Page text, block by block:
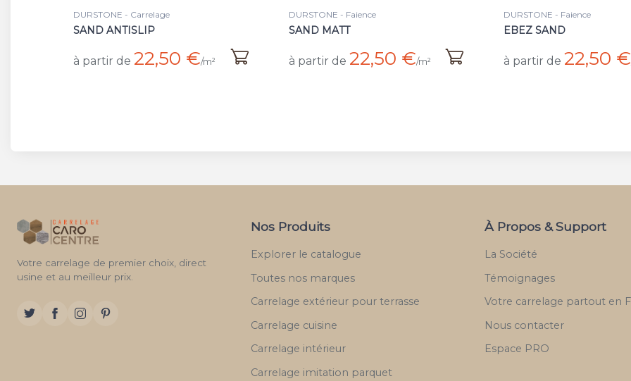
DURSTONE - Carrelage
SAND ANTISLIP
à partir de 22,50 €/m²
DURSTONE - Faience
SAND MATT
à partir de 22,50 €/m²
DURSTONE - Faience
EBEZ SAND
à partir de 22,50 €
Votre carrelage de premier choix, direct
usine et au meilleur prix.
Nos Produits
Explorer le catalogue
Toutes nos marques
Carrelage extérieur pour terrasse
Carrelage cuisine
Carrelage intérieur
Carrelage imitation parquet
À Propos & Support
La Société
Témoignages
Votre carrelage partout en
Nous contacter
Espace PRO